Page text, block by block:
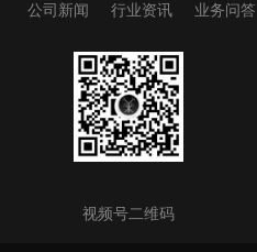
公司新闻 行业资讯 业务问答
视频号二维码